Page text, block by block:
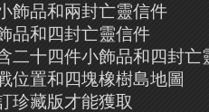
飾品和兩封亡靈信件
品和四封亡靈信件
二十四件小飾品和四封亡
位置和四塊橡樹島地圖
珍藏版才能獲取